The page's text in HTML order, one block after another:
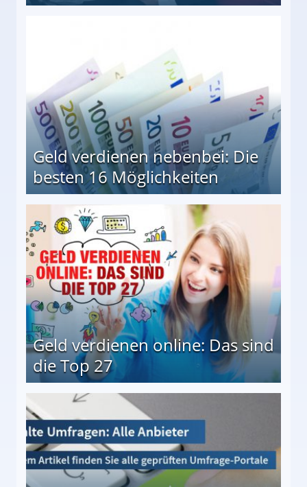
Geld verdienen nebenbei: Die
besten 16 Möglichkeiten
Geld verdienen online: Das sind
die Top 27